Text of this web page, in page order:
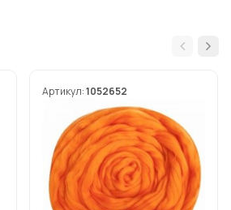
Артикул:1052652